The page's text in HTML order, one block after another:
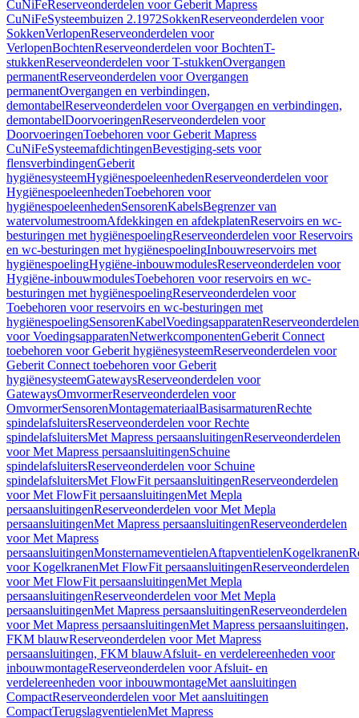
CuNiFeReserveonderdelen voor Geberit Mapress
CuNiFeSysteembuizen 2.1972SokkenReserveonderdelen voor
SokkenVerlopenReserveonderdelen voor
VerlopenBochtenReserveonderdelen voor BochtenT-
stukkenReserveonderdelen voor T-stukkenOvergangen
permanentReserveonderdelen voor Overgangen
permanentOvergangen en verbindingen,
demontabelReserveonderdelen voor Overgangen en verbindingen,
demontabelDoorvoeringenReserveonderdelen voor
DoorvoeringenToebehoren voor Geberit Mapress
CuNiFeSysteemafdichtingenBevestiging-sets voor
flensverbindingenGeberit
hygiënesysteemHygiënespoeleenhedenReserveonderdelen voor
HygiënespoeleenhedenToebehoren voor
hygiënespoeleenhedenSensorenKabelsBegrenzer van
watervolumestroomAfdekkingen en afdekplatenReservoirs en wc-
besturingen met hygiënespoelingReserveonderdelen voor Reservoirs
en wc-besturingen met hygiënespoelingInbouwreservoirs met
hygiënespoelingHygiëne-inbouwmodulesReserveonderdelen voor
Hygiëne-inbouwmodulesToebehoren voor reservoirs en wc-
besturingen met hygiënespoelingReserveonderdelen voor
Toebehoren voor reservoirs en wc-besturingen met
hygiënespoelingSensorenKabelVoedingsapparatenReserveonderdelen
voor VoedingsapparatenNetwerkcomponentenGeberit Connect
toebehoren voor Geberit hygiënesysteemReserveonderdelen voor
Geberit Connect toebehoren voor Geberit
hygiënesysteemGatewaysReserveonderdelen voor
GatewaysOmvormerReserveonderdelen voor
OmvormerSensorenMontagemateriaalBasisarmaturenRechte
spindelafsluitersReserveonderdelen voor Rechte
spindelafsluitersMet Mapress persaansluitingenReserveonderdelen
voor Met Mapress persaansluitingenSchuine
spindelafsluitersReserveonderdelen voor Schuine
spindelafsluitersMet FlowFit persaansluitingenReserveonderdelen
voor Met FlowFit persaansluitingenMet Mepla
persaansluitingenReserveonderdelen voor Met Mepla
persaansluitingenMet Mapress persaansluitingenReserveonderdelen
voor Met Mapress
persaansluitingenMonsternameventielenAftapventielenKogelkranen
voor KogelkranenMet FlowFit persaansluitingenReserveonderdelen
voor Met FlowFit persaansluitingenMet Mepla
persaansluitingenReserveonderdelen voor Met Mepla
persaansluitingenMet Mapress persaansluitingenReserveonderdelen
voor Met Mapress persaansluitingenMet Mapress persaansluitingen,
FKM blauwReserveonderdelen voor Met Mapress
persaansluitingen, FKM blauwAfsluit- en verdelereenheden voor
inbouwmontageReserveonderdelen voor Afsluit- en
verdelereenheden voor inbouwmontageMet aansluitingen
CompactReserveonderdelen voor Met aansluitingen
CompactTerugslagventielenMet Mapress